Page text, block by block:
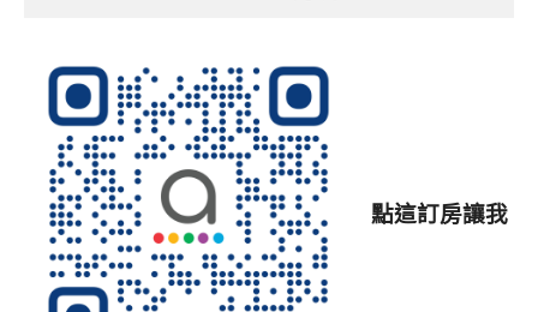
點這訂房讓我